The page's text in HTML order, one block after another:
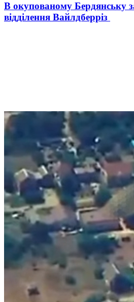
В окупованому Бердянську
відділення Вайлдберріз